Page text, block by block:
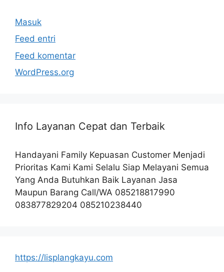
Masuk
Feed entri
Feed komentar
WordPress.org
Info Layanan Cepat dan Terbaik
Handayani Family Kepuasan Customer Menjadi
Prioritas Kami Kami Selalu Siap Melayani Semua
Yang Anda Butuhkan Baik Layanan Jasa
Maupun Barang Call/WA 085218817990
083877829204 085210238440
https://lisplangkayu.com